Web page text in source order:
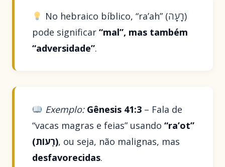
No hebraico bíblico, “ra’ah” (רָעָה)
pode significar“mal”, mas também
“adversidade”.
Exemplo: Gênesis 41:3– Fala de
“vacas magras e feias” usando“ra’ot”
(רָעוֹת), ou seja, não malignas, mas
desfavorecidas.